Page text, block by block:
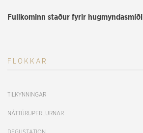
Fullkominn staður fyrir hugmyndasmíði
FLOKKAR
TILKYNNINGAR
NÁTTÚRUPERLURNAR